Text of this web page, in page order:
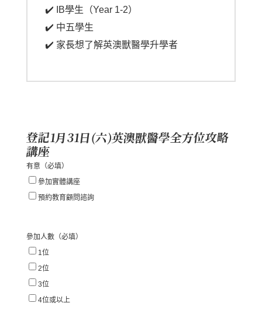
✔️ IB學生（Year 1-2）
✔️ 中五學生
✔️ 家長想了解英澳獸醫學升學者
登記1月31日(六)英澳獸醫學全方位攻略
講座
有意（必填）
參加實體講座
預約教育顧問諮詢
參加人數（必填）
1位
2位
3位
4位或以上